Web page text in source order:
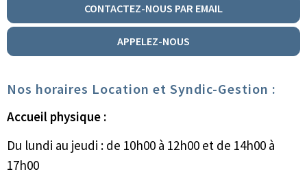
CONTACTEZ-NOUS PAR EMAIL
APPELEZ-NOUS
Nos horaires Location et Syndic-Gestion :
Accueil physique :
Du lundi au jeudi : de 10h00 à 12h00 et de 14h00 à
17h00